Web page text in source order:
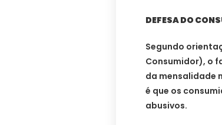
DEFESA DO
Segundo
Consumidor), o
da mensalidade
é que os
abusivos.